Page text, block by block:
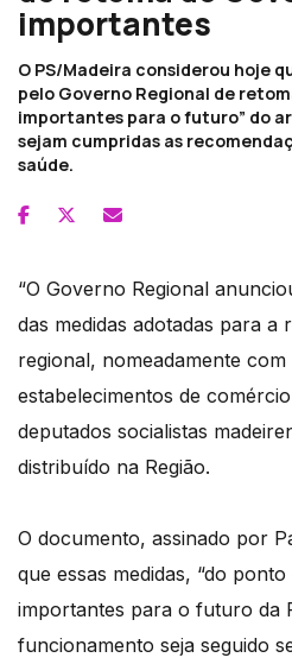
importantes
O PS/Madeira considerou hoje
pelo Governo Regional de
importantes para o futuro” do
sejam cumpridas as
saúde.
“O Governo Regional
das medidas adotadas para a
regional, nomeadamente
estabelecimentos de
deputados socialistas
distribuído na Região.
O documento, assinado por
que essas medidas, “do
importantes para o futuro da
funcionamento seja seguido